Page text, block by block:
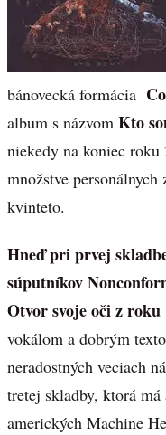
bánovecká formácia
album s názvom Kto
niekedy na koniec
množstve
kvinteto.
Hneď pri prvej
súputníkov
Otvor svoje oči z roku
vokálom a dobrým
neradostných veciach
tretej skladby, ktorá
amerických Machine